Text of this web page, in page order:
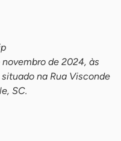
de 2024, às
na Rua Visconde
SC.